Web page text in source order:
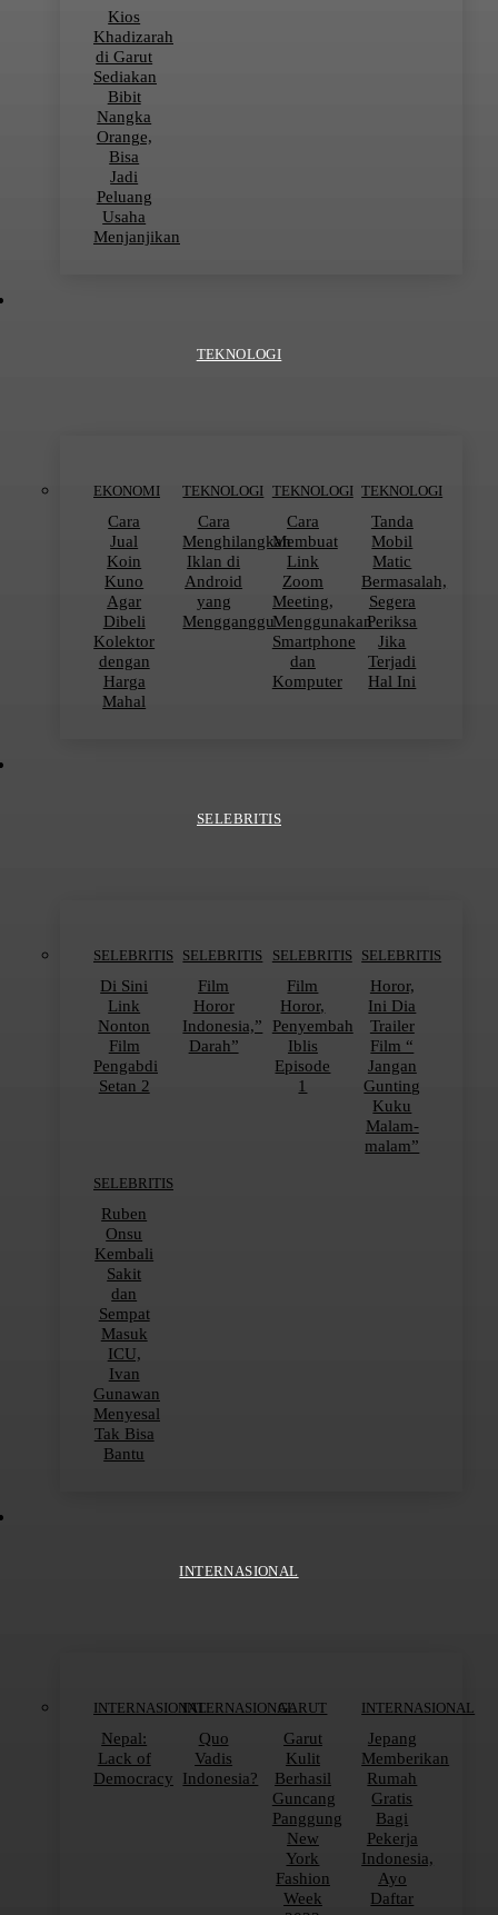
Kios
Khadizarah
di Garut
Sediakan
Bibit
Nangka
Orange,
Bisa
Jadi
Peluang
Usaha
Menjanjikan
TEKNOLOGI
EKONOMI
Cara
Jual
Koin
Kuno
Agar
Dibeli
Kolektor
dengan
Harga
Mahal
TEKNOLOGI
Cara
Menghilangkan
Iklan di
Android
yang
Mengganggu
TEKNOLOGI
Cara
Membuat
Link
Zoom
Meeting,
Menggunakan
Smartphone
dan
Komputer
TEKNOLOGI
Tanda
Mobil
Matic
Bermasalah,
Segera
Periksa
Jika
Terjadi
Hal Ini
SELEBRITIS
SELEBRITIS
Di Sini
Link
Nonton
Film
Pengabdi
Setan 2
SELEBRITIS
Film
Horor
Indonesia,”
Darah”
SELEBRITIS
Film
Horor,
Penyembah
Iblis
Episode
1
SELEBRITIS
Horor,
Ini Dia
Trailer
Film “
Jangan
Gunting
Kuku
Malam-
malam”
SELEBRITIS
Ruben
Onsu
Kembali
Sakit
dan
Sempat
Masuk
ICU,
Ivan
Gunawan
Menyesal
Tak Bisa
Bantu
INTERNASIONAL
INTERNASIONAL
Nepal:
Lack of
Democracy
INTERNASIONAL
Quo
Vadis
Indonesia?
GARUT
Garut
Kulit
Berhasil
Guncang
Panggung
New
York
Fashion
Week
INTERNASIONAL
Jepang
Memberikan
Rumah
Gratis
Bagi
Pekerja
Indonesia,
Ayo
Daftar